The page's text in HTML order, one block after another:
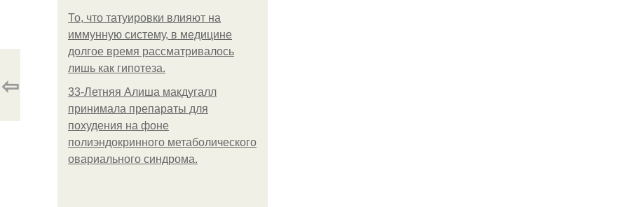
То, что татуировки влияют на
иммунную систему, в медицине
долгое время рассматривалось
лишь как гипотеза.
33-Летняя Алиша макдугалл
принимала препараты для
похудения на фоне
полиэндокринного метаболического
овариального синдрома.
⇦